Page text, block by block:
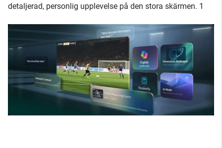
detaljerad, personlig upplevelse på den stora skärmen. 1